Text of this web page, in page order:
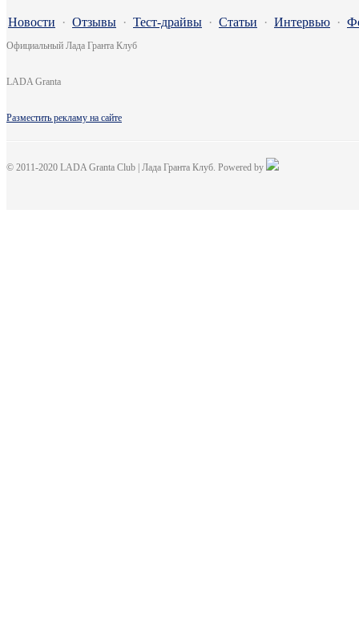
Новости · Отзывы · Тест-драйвы · Статьи · Интервью ·
Официальный Лада Гранта Клуб
LADA Granta
Разместить рекламу на сайте
© 2011-2020 LADA Granta Club | Лада Гранта Клуб. Powered by